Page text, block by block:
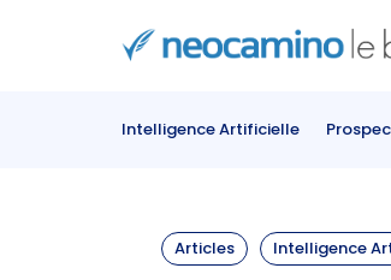
Intelligence Artificielle
Articles Intelligence